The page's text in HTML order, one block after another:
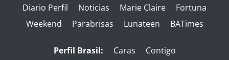
Diario Perfil Noticias Marie Claire
Fortuna
Weekend
Parabrisas Lunateen BATimes
Perfil Brasil: Caras
Contigo